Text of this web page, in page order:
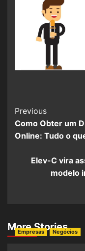
Previous
Como Obter um
Online: Tudo o
Elev-C vira
modelo
More Stories
Empresas Negócios